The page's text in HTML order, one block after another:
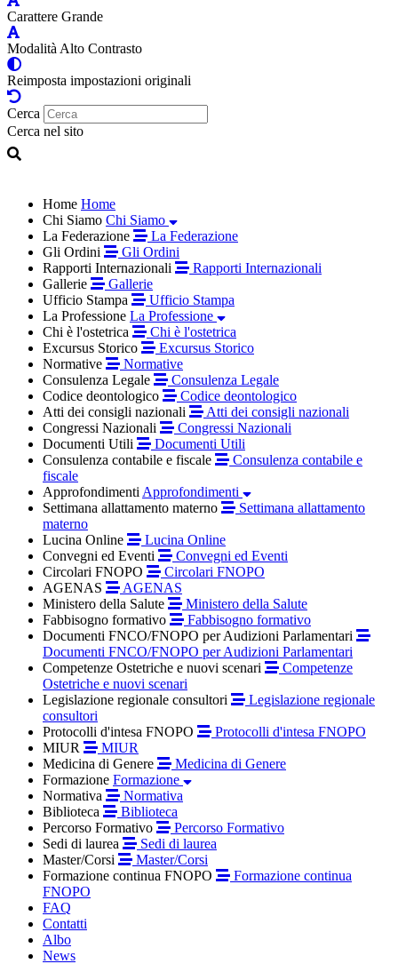
Carattere Grande
Modalità Alto Contrasto
Reimposta impostazioni originali
Cerca
Cerca nel sito
Home Home
Chi Siamo Chi Siamo
La Federazione
La Federazione
Gli Ordini
Gli Ordini
Rapporti Internazionali
Rapporti Internazionali
Gallerie
Gallerie
Ufficio Stampa
Ufficio Stampa
La Professione La Professione
Chi è l'ostetrica
Chi è l'ostetrica
Excursus Storico
Excursus Storico
Normative
Normative
Consulenza Legale
Consulenza Legale
Codice deontologico
Codice deontologico
Atti dei consigli nazionali
Atti dei consigli nazionali
Congressi Nazionali
Congressi Nazionali
Documenti Utili
Documenti Utili
Consulenza contabile e fiscale
Consulenza contabile e
fiscale
Approfondimenti Approfondimenti
Settimana allattamento materno
Settimana allattamento
materno
Lucina Online
Lucina Online
Convegni ed Eventi
Convegni ed Eventi
Circolari FNOPO
Circolari FNOPO
AGENAS
AGENAS
Ministero della Salute
Ministero della Salute
Fabbisogno formativo
Fabbisogno formativo
Documenti FNCO/FNOPO per Audizioni Parlamentari
Documenti FNCO/FNOPO per Audizioni Parlamentari
Competenze Ostetriche e nuovi scenari
Competenze
Ostetriche e nuovi scenari
Legislazione regionale consultori
Legislazione regionale
consultori
Protocolli d'intesa FNOPO
Protocolli d'intesa FNOPO
MIUR
MIUR
Medicina di Genere
Medicina di Genere
Formazione Formazione
Normativa
Normativa
Biblioteca
Biblioteca
Percorso Formativo
Percorso Formativo
Sedi di laurea
Sedi di laurea
Master/Corsi
Master/Corsi
Formazione continua FNOPO
Formazione continua
FNOPO
FAQ
Contatti
Albo
News